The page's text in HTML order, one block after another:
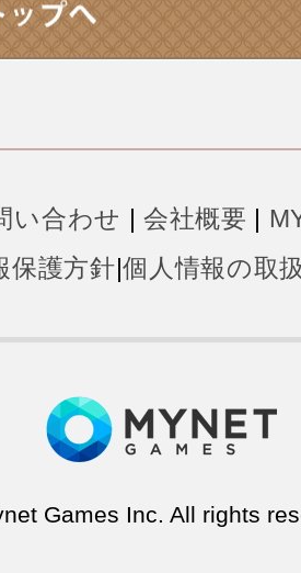
い合わせ | 会社概要 |
保護方針|個人情報の取
Games Inc. All rights